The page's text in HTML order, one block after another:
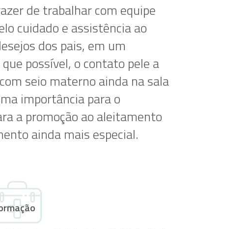
de trabalhar com equipe
cuidado e assistência ao
dos pais, em um
possível, o contato pele a
seio materno ainda na sala
importância para o
a promoção ao aleitamento
ainda mais especial.